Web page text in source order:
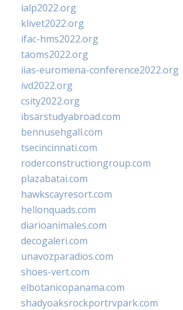
ialp2022.org
klivet2022.org
ifac-hms2022.org
taoms2022.org
iias-euromena-conference2022.org
ivd2022.org
csity2022.org
ibsarstudyabroad.com
bennusehgall.com
tsecincinnati.com
roderconstructiongroup.com
plazabatai.com
hawkscayresort.com
hellonquads.com
diarioanimales.com
decogaleri.com
unavozparadios.com
shoes-vert.com
elbotanicopanama.com
shadyoaksrockportrvpark.com